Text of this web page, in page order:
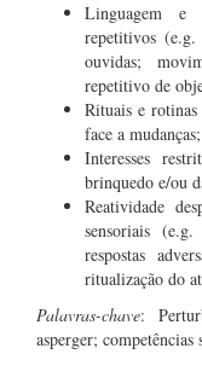
Linguagem e
repetitivos
ouvidas;
repetitivo de
Rituais e rotinas
face a mudanças;
Interesses
brinquedo e/ou
Reatividade
sensoriais
respostas
ritualização do
Palavras-chave:
asperger; competências